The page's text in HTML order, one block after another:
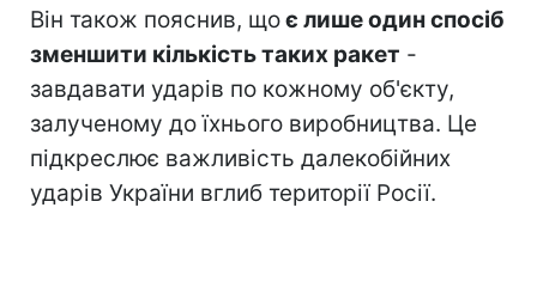
Він також пояснив, щоє лише один спосіб
зменшити кількість таких ракет -
завдавати ударів по кожному об'єкту,
залученому до їхнього виробництва. Це
підкреслює важливість далекобійних
ударів України вглиб території Росії.